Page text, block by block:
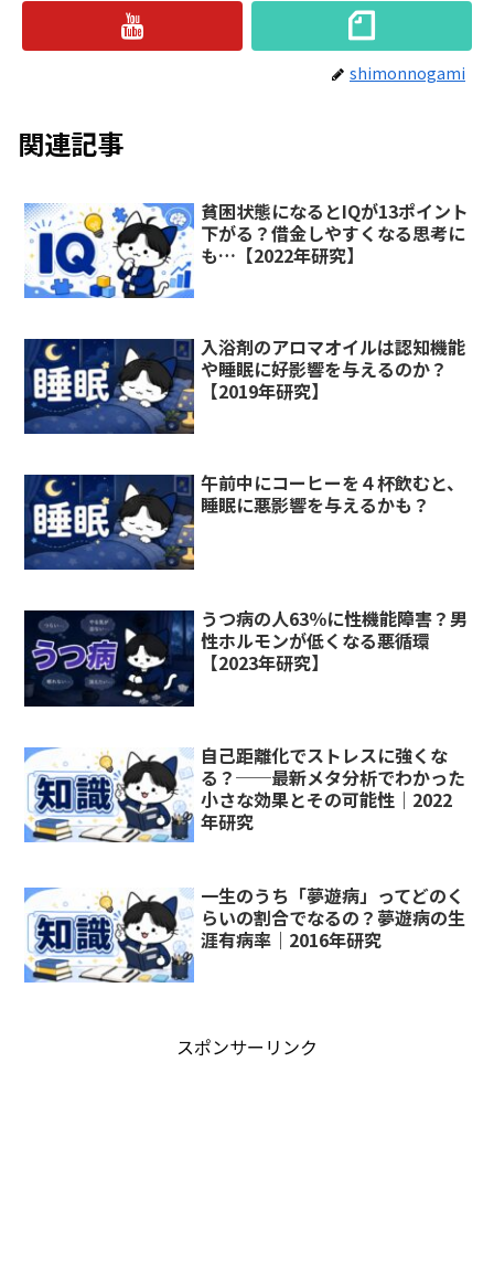
shimonnogami
関連記事
貧困状態になるとIQが13ポイント
下がる？借金しやすくなる思考に
も…【2022年研究】
入浴剤のアロマオイルは認知機能
や睡眠に好影響を与えるのか？
【2019年研究】
午前中にコーヒーを４杯飲むと、
睡眠に悪影響を与えるかも？
うつ病の人63％に性機能障害？男
性ホルモンが低くなる悪循環
【2023年研究】
自己距離化でストレスに強くな
る？──最新メタ分析でわかった
小さな効果とその可能性｜2022
年研究
一生のうち「夢遊病」ってどのく
らいの割合でなるの？夢遊病の生
涯有病率｜2016年研究
スポンサーリンク